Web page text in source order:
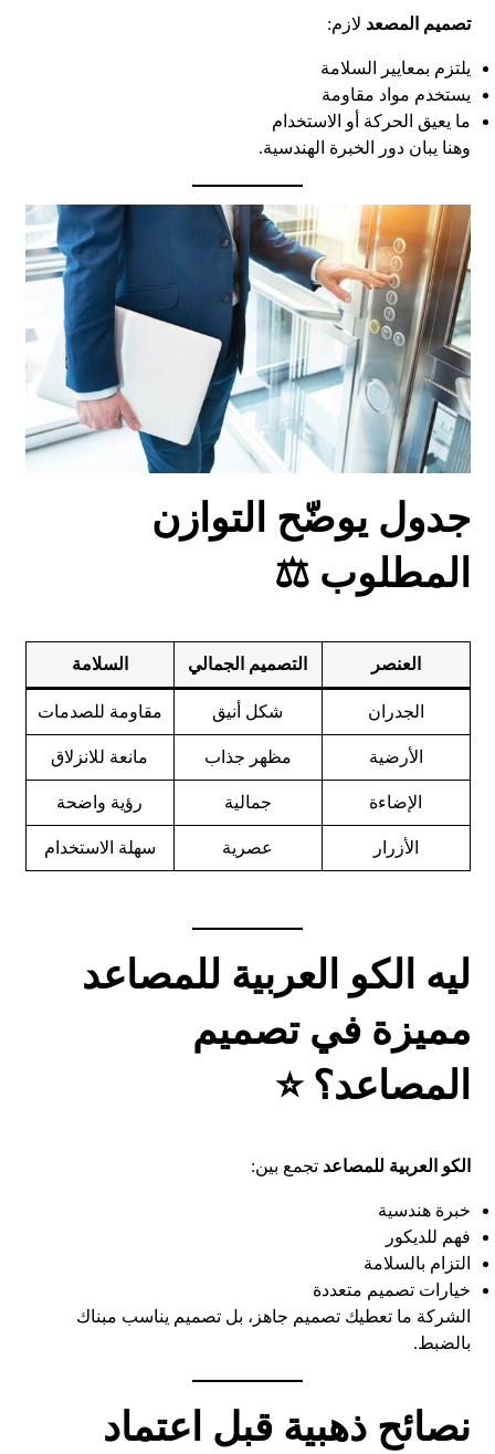
تصميم المصعد لازم:
يلتزم بمعايير السلامة
يستخدم مواد مقاومة
ما يعيق الحركة أو الاستخدام
وهنا يبان دور الخبرة الهندسية.
جدول يوضّح التوازن
المطلوب ⚖️
العنصر التصميم الجمالي السلامة
الجدران شكل أنيق مقاومة للصدمات
الأرضية مظهر جذاب مانعة للانزلاق
الإضاءة جمالية رؤية واضحة
الأزرار عصرية سهلة الاستخدام
ليه الكو العربية للمصاعد
مميزة في تصميم
المصاعد؟ ⭐
الكو العربية للمصاعد تجمع بين:
خبرة هندسية
فهم للديكور
التزام بالسلامة
خيارات تصميم متعددة
الشركة ما تعطيك تصميم جاهز، بل تصميم يناسب مبناك
بالضبط.
نصائح ذهبية قبل اعتماد